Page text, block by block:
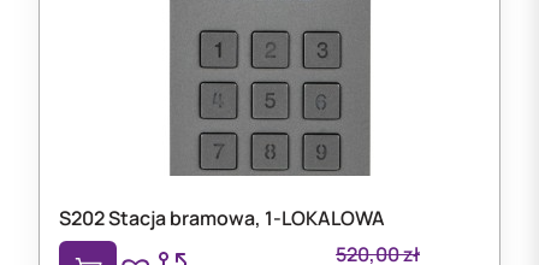
S202 Stacja bramowa, 1-LOKALOWA
520,00zł